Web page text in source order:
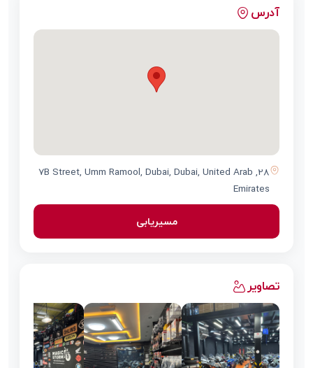
آدرس
28, 7B Street, Umm Ramool, Dubai, Dubai, United Arab
Emirates
مسیریابی
تصاویر